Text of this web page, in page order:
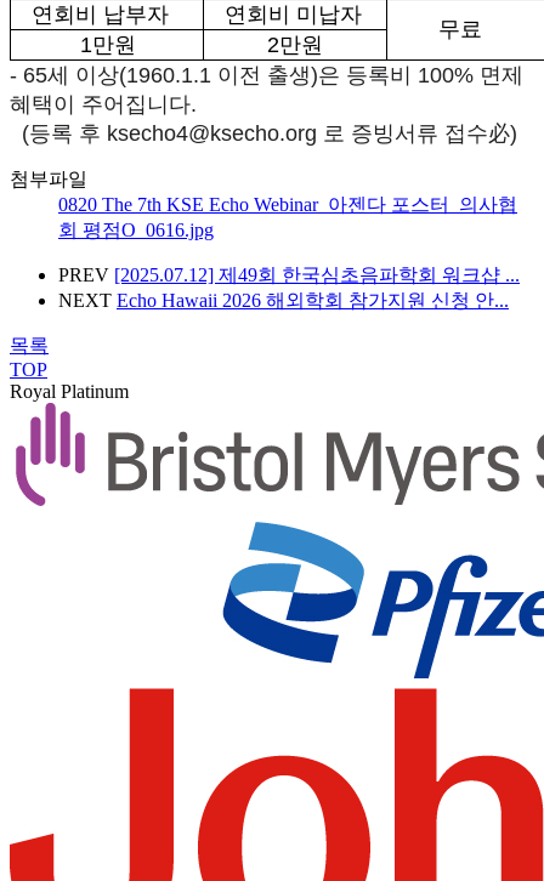
연회비 납부자
연회비 미납자
무료
1만원 2만원
- 65세 이상(1960.1.1 이전 출생)은 등록비 100% 면제
혜택이 주어집니다.
(등록 후 ksecho4@ksecho.org 로 증빙서류 접수必)
첨부파일
0820 The 7th KSE Echo Webinar_아젠다 포스터_의사협
회 평점O_0616.jpg
PREV [2025.07.12] 제49회 한국심초음파학회 워크샵 ...
NEXT Echo Hawaii 2026 해외학회 참가지원 신청 안...
목록
TOP
Royal Platinum